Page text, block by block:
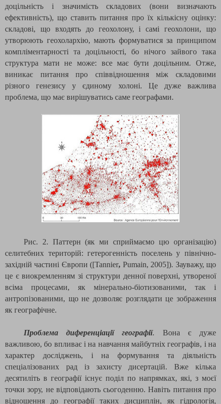
доцільність і значимість складових (вони визначають
ефективність), що ставить питання про їх кількісну оцінку:
складові, що входять до геохолону, і самі геохолони, що
утворюють геохолархію, мають формуватися за принципом
компліментарності та доцільності, бо нічого зайвого така
структура мати не може: все має бути доцільним. Отже,
виникає питання про співвідношення між складовими
різного генезису у єдиному холоні. Це дуже важлива
проблема, що має вирішуватись саме географами.
Рис. 2. Паттерн (як ми сприймаємо цю організацію)
селитебних територій: гетерогенність поселень у північно-
західній частині Європи ([Tannier, Pumain, 2005]). Зауважу, що
це є виокремленням зі структури денної поверхні, утвореної
всіма процесами, як мінерально-біотизованими, так і
антропізованими, що не дозволяє розглядати це зображення
як географічне.
Проблема диференціації географії. Вона є дуже
важливою, бо впливає і на навчання майбутніх географів, і на
характер досліджень, і на формування та діяльність
спеціалізованих рад із захисту дисертацій. Вже кілька
десятиліть в географії існує поділ по напрямках, які, з моєї
точки зору, не відповідають сьогоденню. Навіть питання про
відношення до географії таких дисциплін, як гідрологія,